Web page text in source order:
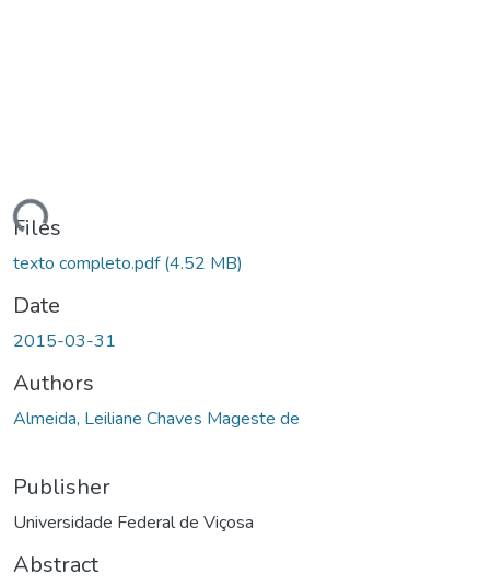
Files
texto completo.pdf(4.52 MB)
Date
2015-03-31
Authors
Almeida, Leiliane Chaves Mageste de
Publisher
Universidade Federal de Viçosa
Abstract